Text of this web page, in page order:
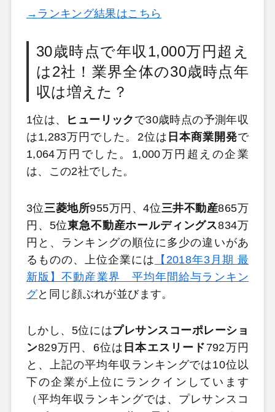
→ランキング結果はこちら
30歳時点で年収1,000万円超え
は2社！業界全体の30歳時点年
収は増えた？
1位は、 ヒューリック で30歳時点の予測年収
は1,283万円でした。2位は 日本商業開発で
1,064万円でした。1,000万円超えの企業
は、この2社でした。
3位三菱地所955万円、4位三井不動産865万
円、5位東急不動産ホールディングス834万
円と、ランキングの順位に多少の違いがあ
るものの、上位企業には 【2018年3月期 最
新版】不動産業界 平均年間給与ランキン
グと同じ顔ぶれが並びます。
しかし、5位にはプレサンスコーポレーショ
ン829万円、6位は 日本エスリード 792万円
と、上記の平均年収ランキングでは10位以
下の企業が上位にランクインしています
（平均年収ランキングでは、プレサンスコ